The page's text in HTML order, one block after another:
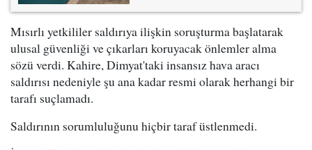
Mısırlı yetkililer saldırıya ilişkin soruşturma başlatarak
ulusal güvenliği ve çıkarları koruyacak önlemler alma
sözü verdi. Kahire, Dimyat'taki insansız hava aracı
saldırısı nedeniyle şu ana kadar resmi olarak herhangi bir
tarafı suçlamadı.
Saldırının sorumluluğunu hiçbir taraf üstlenmedi.